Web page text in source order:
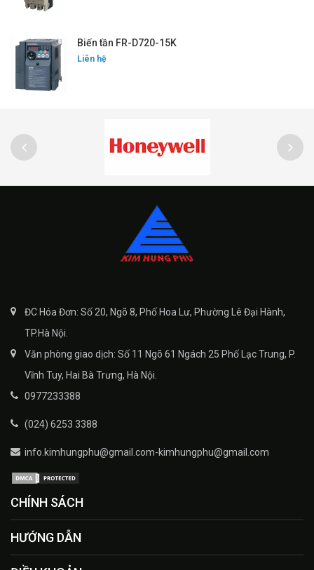
Biến tần FR-D720-15K
Liên hệ
ĐC Hóa Đơn: Số 20, Ngõ 8, Phố Hoa Lư, Phường Lê Đại Hành,
TP.Hà Nội.
Văn phòng giao dịch: Số 11 Ngõ 61 Ngách 25 Phố Lạc Trung, P.
Vĩnh Tuy, Hai Bà Trưng, Hà Nội.
0977233388
(024) 6253 3388
info.kimhungphu@gmail.com-kimhungphu@gmail.com
CHÍNH SÁCH
HƯỚNG DẪN